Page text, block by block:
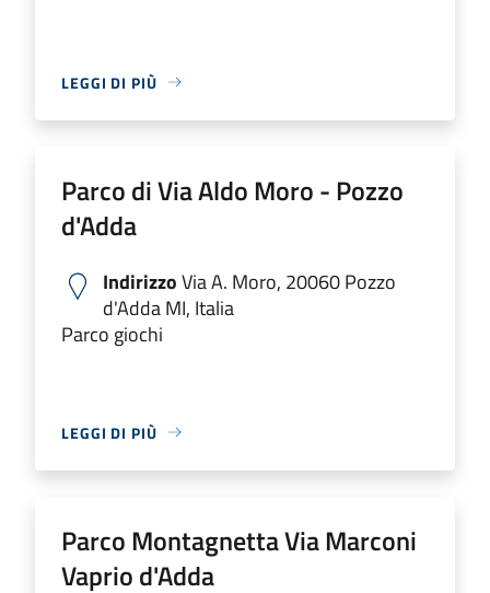
LEGGI DI PIÙ
Parco di Via Aldo Moro - Pozzo
d'Adda
IndirizzoVia A. Moro, 20060 Pozzo
d'Adda MI, Italia
Parco giochi
LEGGI DI PIÙ
Parco Montagnetta Via Marconi
Vaprio d'Adda